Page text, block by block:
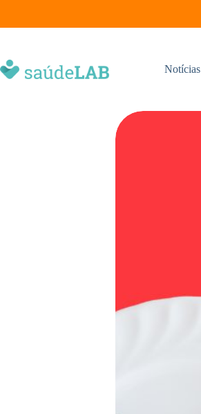
Notícias